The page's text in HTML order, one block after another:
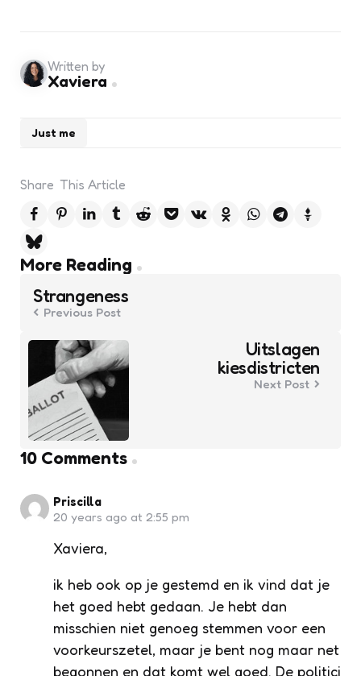
Just me
Written by
Xaviera
Share This Article
More Reading
Post
navigation
Strangeness
Previous Post
Uitslagen
kiesdistricten
Next Post
10 Comments
Priscilla
20 years ago at 2:55 pm
Xaviera,
ik heb ook op je gestemd en ik vind dat je
het goed hebt gedaan. Je hebt dan
misschien niet genoeg stemmen voor een
voorkeurszetel, maar je bent nog maar net
begonnen en dat komt wel goed. De politici